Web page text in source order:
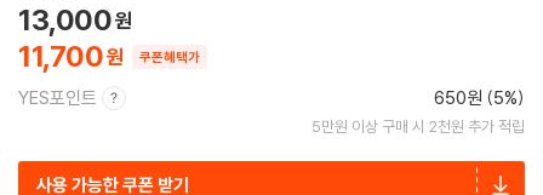
11,700
13,000
쿠폰혜택가
YES포인트 650원 (5%)
5만원 이상 구매 시 2천원 추가 적립
사용 가능한 쿠폰 받기